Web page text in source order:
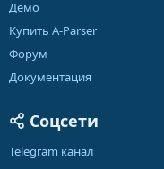
Демо
Купить A-Parser
Форум
Документация
Соцсети
Telegram канал